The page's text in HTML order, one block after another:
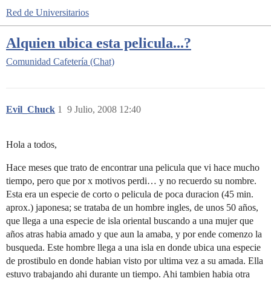
Red de Universitarios
Alquien ubica esta pelicula...?
Comunidad Cafetería (Chat)
Evil_Chuck 9 Julio, 2008 12:40
1
Hola a todos,
Hace meses que trato de encontrar una pelicula que vi hace mucho
tiempo, pero que por x motivos perdi… y no recuerdo su nombre.
Esta era un especie de corto o pelicula de poca duracion (45 min.
aprox.) japonesa; se trataba de un hombre ingles, de unos 50 años,
que llega a una especie de isla oriental buscando a una mujer que
años atras habia amado y que aun la amaba, y por ende comenzo la
busqueda. Este hombre llega a una isla en donde ubica una especie
de prostibulo en donde habian visto por ultima vez a su amada. Ella
estuvo trabajando ahi durante un tiempo. Ahi tambien habia otra